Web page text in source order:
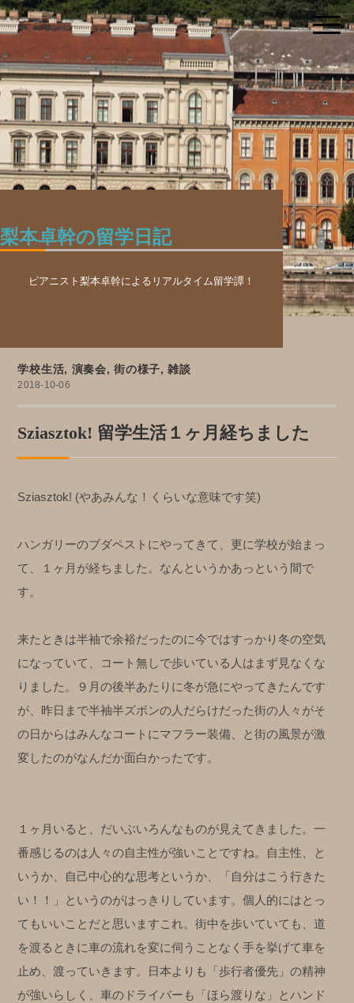
梨本卓幹の留学日記
ピアニスト梨本卓幹によるリアルタイム留学譚！
学校生活, 演奏会,街の様子,雑談
2018-10-06
Sziasztok! 留学生活１ヶ月経ちました
Sziasztok! (やあみんな！くらいな意味です笑)
ハンガリーのブダペストにやってきて、更に学校が始まっ
て、１ヶ月が経ちました。 なんというかあっという間で
す。
来たときは半袖で余裕だったのに今ではすっかり冬の空気
になっていて、コート無しで歩いている人はまず見なくな
りました。９月の後半あたりに冬が急にやってきたんです
が、昨日まで半袖半ズボンの人だらけだった街の人々がそ
の日からはみんなコートにマフラー装備、と街の風景が激
変したのがなんだか面白かったです。
１ヶ月いると、だいぶいろんなものが見えてきました。一
番感じるのは人々の自主性が強いことですね。自主性、と
いうか、自己中心的な思考というか、「自分はこう行きた
い！！」というのがはっきりしています。個人的にはとっ
てもいいことだと思いますこれ。街中を歩いていても、道
を渡るときに車の流れを変に伺うことなく手を挙げて車を
止め、渡っていきます。日本よりも「歩行者優先」の精神
が強いらしく、車のドライバーも「ほら渡りな」とハンド